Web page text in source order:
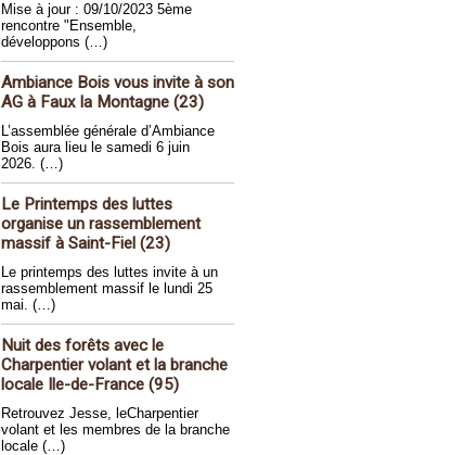
Mise à jour : 09/10/2023 5ème
rencontre "Ensemble,
développons (…)
Ambiance Bois vous invite à son
AG à Faux la Montagne (23)
L’assemblée générale d’Ambiance
Bois aura lieu le samedi 6 juin
2026. (…)
Le Printemps des luttes
organise un rassemblement
massif à Saint-Fiel (23)
Le printemps des luttes invite à un
rassemblement massif le lundi 25
mai. (…)
Nuit des forêts avec le
Charpentier volant et la branche
locale Ile-de-France (95)
Retrouvez Jesse, leCharpentier
volant et les membres de la branche
locale (…)